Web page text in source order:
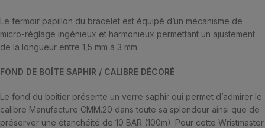
Le fermoir papillon du bracelet est équipé d’un mécanisme de
micro-réglage ingénieux et harmonieux permettant un ajustement
de la longueur entre 1,5 mm à 3 mm.
FOND DE BOÎTE SAPHIR / CALIBRE DÉCORÉ
Le fond du boîtier présente un verre saphir qui permet d’admirer le
calibre Manufacture CMM.20 dans toute sa splendeur ainsi que de
préserver une étanchéité de 10 BAR (100m). Pour cette Wristmaster